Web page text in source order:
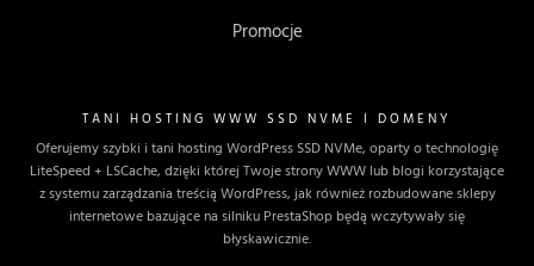
Promocje
TANI HOSTING WWW SSD NVME I DOMENY
Oferujemy szybki i tani hosting WordPress SSD NVMe, oparty o technologię
LiteSpeed + LSCache, dzięki której Twoje strony WWW lub blogi korzystające
z systemu zarządzania treścią WordPress, jak również rozbudowane sklepy
internetowe bazujące na silniku PrestaShop będą wczytywały się
błyskawicznie.